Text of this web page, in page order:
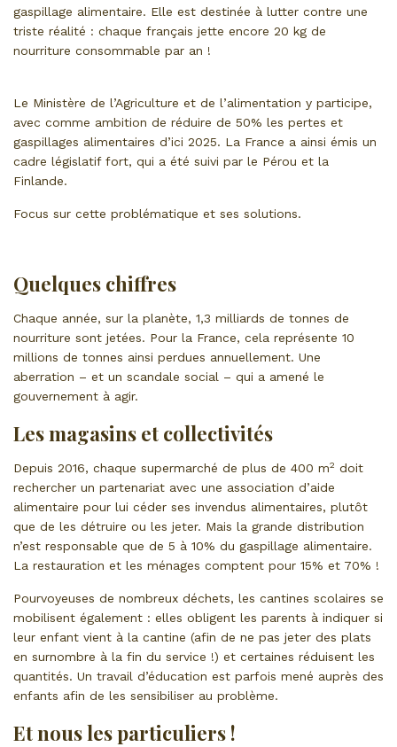
gaspillage alimentaire. Elle est destinée à lutter contre une
triste réalité : chaque français jette encore 20 kg de
nourriture consommable par an !
Le Ministère de l’Agriculture et de l’alimentation y participe,
avec comme ambition de réduire de 50% les pertes et
gaspillages alimentaires d’ici 2025. La France a ainsi émis un
cadre législatif fort, qui a été suivi par le Pérou et la
Finlande.
Focus sur cette problématique et ses solutions.
Quelques chiffres
Chaque année, sur la planète, 1,3 milliards de tonnes de
nourriture sont jetées. Pour la France, cela représente 10
millions de tonnes ainsi perdues annuellement. Une
aberration – et un scandale social – qui a amené le
gouvernement à agir.
Les magasins et collectivités
Depuis 2016, chaque supermarché de plus de 400 m2 doit
rechercher un partenariat avec une association d’aide
alimentaire pour lui céder ses invendus alimentaires, plutôt
que de les détruire ou les jeter. Mais la grande distribution
n’est responsable que de 5 à 10% du gaspillage alimentaire.
La restauration et les ménages comptent pour 15% et 70% !
Pourvoyeuses de nombreux déchets, les cantines scolaires se
mobilisent également : elles obligent les parents à indiquer si
leur enfant vient à la cantine (afin de ne pas jeter des plats
en surnombre à la fin du service !) et certaines réduisent les
quantités. Un travail d’éducation est parfois mené auprès des
enfants afin de les sensibiliser au problème.
Et nous les particuliers !